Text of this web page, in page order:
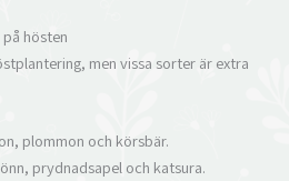
hösten
men vissa sorter är extra
plommon och körsbär.
prydnadsapel och katsura.